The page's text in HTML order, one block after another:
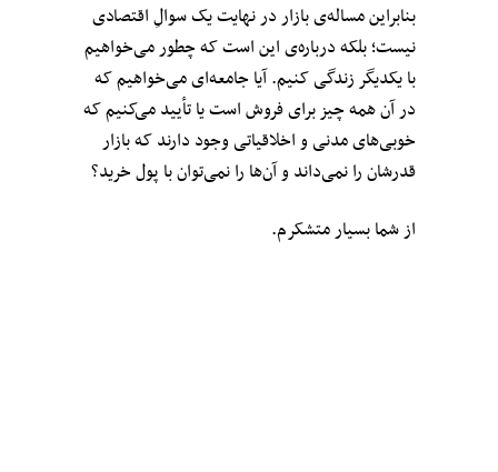
بنابراین مساله‌ی بازار در نهایت یک سوالِ اقتصادی
نیست؛ بلکه درباره‌ی این است که چطور می‌خواهیم
با یکدیگر زندگی کنیم. آیا جامعه‌ای می‌خواهیم که
در آن همه چیز برای فروش است یا تأیید می‌کنیم که
خوبی‌های مدنی و اخلاقیاتی وجود دارند که بازار
قدرشان را نمی‌داند و آن‌ها را نمی‌توان با پول خرید؟
از شما بسیار متشکرم.